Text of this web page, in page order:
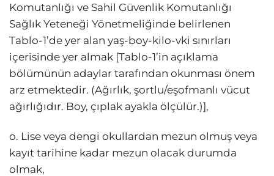
Komutanlığı ve Sahil Güvenlik Komutanlığı
Sağlık Yeteneği Yönetmeliğinde belirlenen
Tablo-1’de yer alan yaş-boy-kilo-vki sınırları
içerisinde yer almak [Tablo-1’in açıklama
bölümünün adaylar tarafından okunması önem
arz etmektedir. (Ağırlık, şortlu/eşofmanlı vücut
ağırlığıdır. Boy, çıplak ayakla ölçülür.)],
o. Lise veya dengi okullardan mezun olmuş veya
kayıt tarihine kadar mezun olacak durumda
olmak,